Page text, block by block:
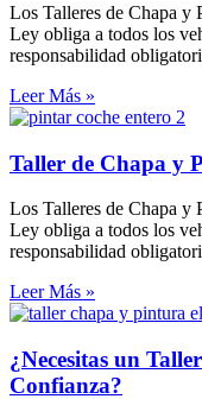
Los Talleres de Chapa y
Ley obliga a todos los
responsabilidad
Leer Más »
Taller de Chapa y
Los Talleres de Chapa y
Ley obliga a todos los
responsabilidad
Leer Más »
¿Necesitas un
Confianza?